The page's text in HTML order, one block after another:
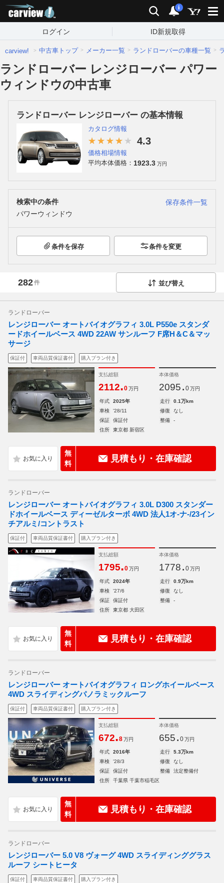
検索 通知
i
ログイン ID新規取得
carview! 中古車トップ メーカー一覧 ランドローバーの車種一覧
ランドローバー レンジローバー パワー
ウィンドウの中古車
ランドローバー レンジローバー の基本情報
カタログ情報
4.3
価格相場情報
平均本体価格： 1923.3 万円
検索中の条件
保存条件一覧
パワーウィンドウ
条件を保存 条件を変更
282件 並び替え
ランドローバー
レンジローバー オートバイオグラフィ 3.0L P550e スタンダ
ードホイールベース 4WD 22AW サンルーフ F席H＆C＆マッ
サージ
保証付 車両品質保証書付 購入プラン付き
支払総額
2112.0 万円
本体価格
2095. 0 万円
年式 2025年 走行
0.1万km
車検
'28/11 修復
なし
保証
保証付 整備
-
住所
東京都 新宿区
無
料
見積もり・在庫確認
ランドローバー
レンジローバー オートバイオグラフィ 3.0L D300 スタンダー
ドホイールベース ディーゼルターボ 4WD 法人1オ-ナ-/23イン
チアルミ/コントラスト
保証付 車両品質保証書付 購入プラン付き
支払総額
1795.0 万円
本体価格
1778. 0 万円
年式 2024年 走行
0.9万km
車検
'27/6 修復
なし
保証
保証付 整備
-
住所
東京都 大田区
無
料
見積もり・在庫確認
ランドローバー
レンジローバー オートバイオグラフィ ロングホイールベース
4WD スライディングパノラミックルーフ
保証付 車両品質保証書付 購入プラン付き
支払総額
672.8 万円
本体価格
655. 0 万円
年式 2016年 走行
5.3万km
車検
'28/3 修復
なし
保証
保証付 整備
法定整備付
住所
千葉県 千葉市稲毛区
無
料
見積もり・在庫確認
ランドローバー
レンジローバー 5.0 V8 ヴォーグ 4WD スライディンググラス
ルーフ シートヒータ
保証付 車両品質保証書付 購入プラン付き